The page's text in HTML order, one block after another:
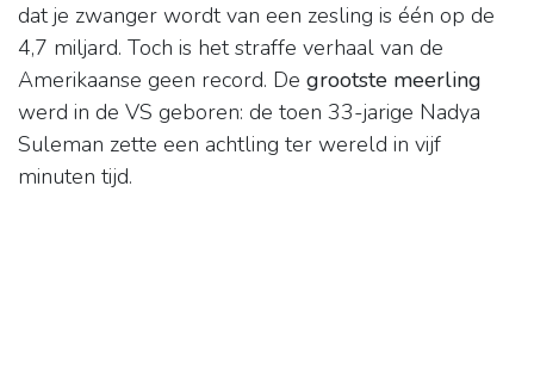
dat je zwanger wordt van een zesling is één op de
4,7 miljard. Toch is het straffe verhaal van de
Amerikaanse geen record. De grootste meerling
werd in de VS geboren: de toen 33-jarige Nadya
Suleman zette een achtling ter wereld in vijf
minuten tijd.